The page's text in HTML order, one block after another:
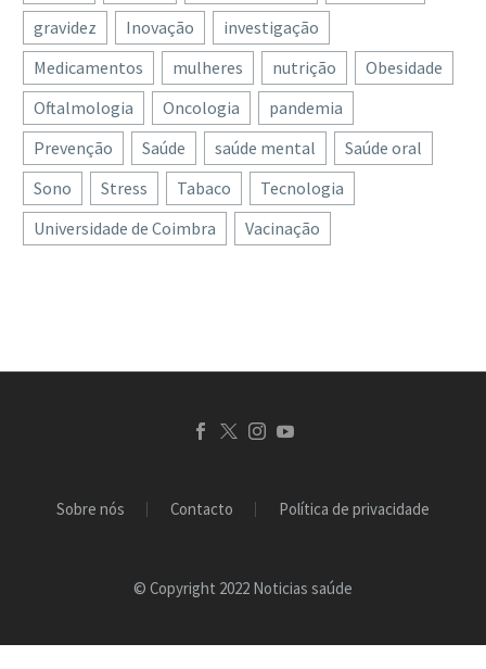
gravidez
Inovação
investigação
Medicamentos
mulheres nutrição
Obesidade
Oftalmologia
Oncologia
pandemia
Prevenção
Saúde saúde mental
Saúde oral
Sono
Stress Tabaco
Tecnologia
Universidade de Coimbra
Vacinação
Sobre nós Contacto Política de privacidade
© Copyright 2022 Noticias saúde